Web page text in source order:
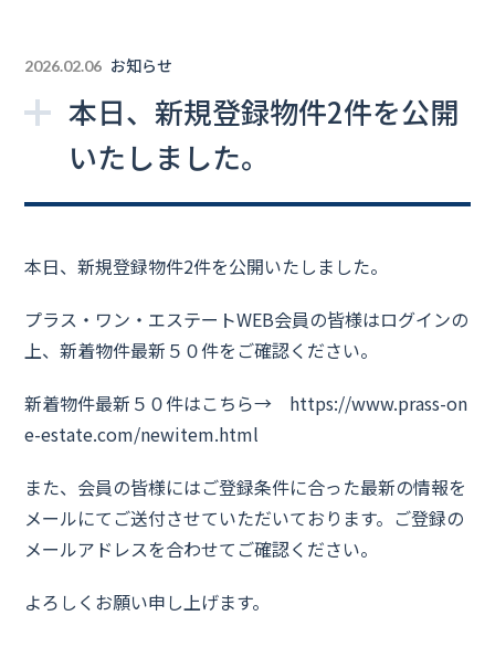
2026.02.06 お知らせ
本日、新規登録物件2件を公開
いたしました。
本日、新規登録物件2件を公開いたしました。
プラス・ワン・エステートWEB会員の皆様はログインの
上、新着物件最新５０件をご確認ください。
新着物件最新５０件はこちら→ https://www.prass-on
e-estate.com/newitem.html
また、会員の皆様にはご登録条件に合った最新の情報を
メールにてご送付させていただいております。ご登録の
メールアドレスを合わせてご確認ください。
よろしくお願い申し上げます。